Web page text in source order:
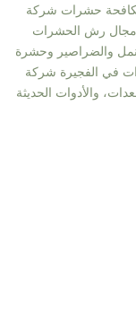
حشرات في الفجيرة |0504946054| مكافحة حشرات شركة
رش الحشرات
والضراصير وحشرة
في الفجيرة شركة
والأدوات الحديثة